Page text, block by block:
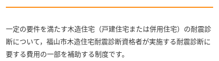
一定の要件を満たす木造住宅（戸建住宅または併用住宅）の耐震診
断について，福山市木造住宅耐震診断資格者が実施する耐震診断に
要する費用の一部を補助する制度です。